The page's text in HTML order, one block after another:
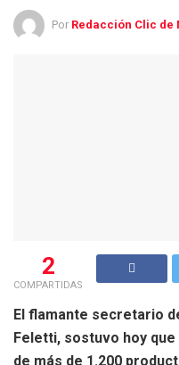
Por Redacción Clic de
2
COMPARTIDAS
El flamante secretario
Feletti, sostuvo hoy
de más de 1.200